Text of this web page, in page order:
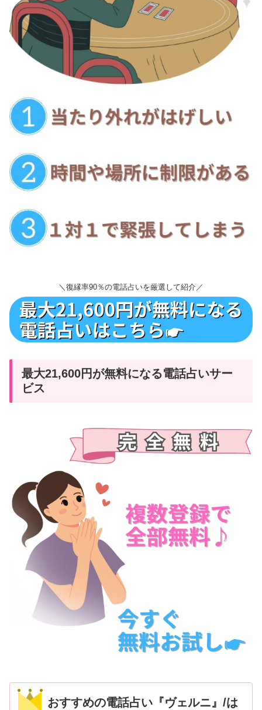
＼復縁率90％の電話占いを厳選して紹介／
最大21,600円が無料になる電話占いサー
ビス
おすすめの電話占い『ヴェルニ』/は